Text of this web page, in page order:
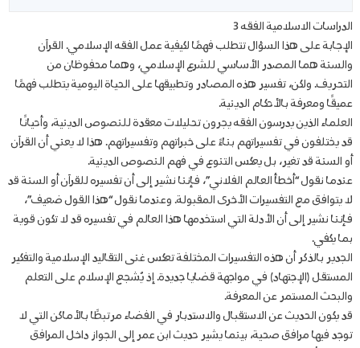
الدراسات الاسلامية الفقه 3
الإجابة على هذا السؤال تتطلب فهمًا لكيفية عمل الفقه الإسلامي. القرآن
والسنة هما المصدر الأساسي للشرع الإسلامي، وهما محفوظان من
التحريف. ولكن، تفسير هذه المصادر وتطبيقها على الحياة اليومية يتطلب فهمًا
عميقًا ومعرفة بالأحكام الدينية.
العلماء الذين يدرسون الفقه يجرون تحليلات معقدة للنصوص الدينية، وأحيانًا
قد يختلفون في تفسيراتهم بناءً على خبراتهم وتفسيراتهم. هذا لا يعني أن القرآن
أو السنة قد تغير، بل يعكس التنوع في فهم النصوص الدينية.
عندما نقول “أخطأ العالم الفلاني”، فإننا نشير إلى أن تفسيره للقرآن أو السنة قد
لا يتوافق مع التفسيرات الأخرى المقبولة. وعندما نقول “هذا القول ضعيف”،
فإننا نشير إلى أن الأدلة التي استخدمها هذا العالم في تفسيره قد لا تكون قوية
بما يكفي.
الجدير بالذكر أن هذه التفسيرات المختلفة تعكس غنى التقاليد الإسلامية والتفكير
المستقل (الإجتهاد) في مواجهة قضايا جديدة. إذ يُشجع الإسلام على التعلم
والبحث المستمر عن المعرفة.
قد يكون الحديث عن الاستقبال والاستدبار في الفضاء مرتبطًا بالأماكن التي لا
توجد فيها مرافق صحية، بينما يشير حديث ابن عمر إلى الجواز داخل المرافق